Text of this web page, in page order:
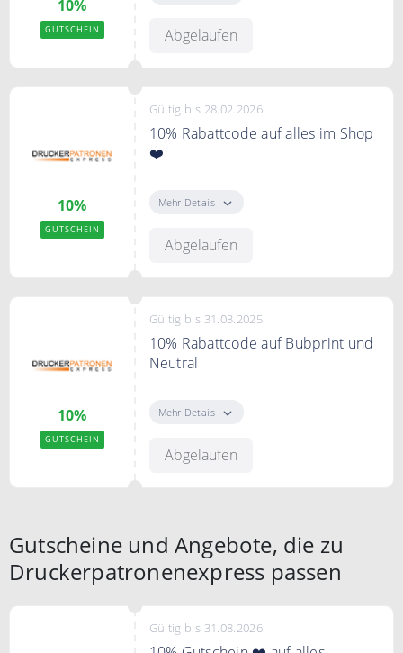
10%
GUTSCHEIN Abgelaufen
10%
GUTSCHEIN
Gültig bis 28.02.2026
10% Rabattcode auf alles im Shop
❤️
Sortiment
Bedingungen
kein MBW
Mehr Details
Abgelaufen
10%
GUTSCHEIN
Gültig bis 31.03.2025
10% Rabattcode auf Bubprint und
Neutral
und Neutral mit dem Code.
Bedingungen
1x pro Kunde einlösbar
Mehr Details
Abgelaufen
Gutscheine und Angebote, die zu
Druckerpatronenexpress passen
Gültig bis 31.08.2026